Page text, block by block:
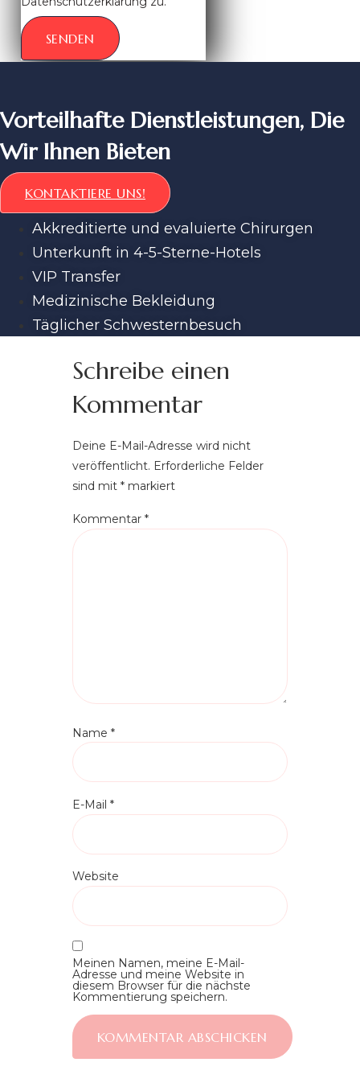
SENDEN
Vorteilhafte Dienstleistungen, Die
Wir Ihnen Bieten
KONTAKTIERE UNS!
Akkreditierte und evaluierte Chirurgen
Unterkunft in 4-5-Sterne-Hotels
VIP Transfer
Medizinische Bekleidung
Täglicher Schwesternbesuch
Schreibe einen
Kommentar
Deine E-Mail-Adresse wird nicht
veröffentlicht. Erforderliche Felder
sind mit *markiert
Kommentar *
Name *
E-Mail *
Website
Meinen Namen, meine E-Mail-
Adresse und meine Website in
diesem Browser für die nächste
Kommentierung speichern.